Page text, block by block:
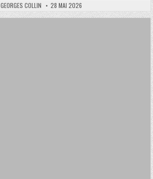
AUTHOR:
GEORGES COLLIN PUBLISHED
DATE:
28 MAI 2026